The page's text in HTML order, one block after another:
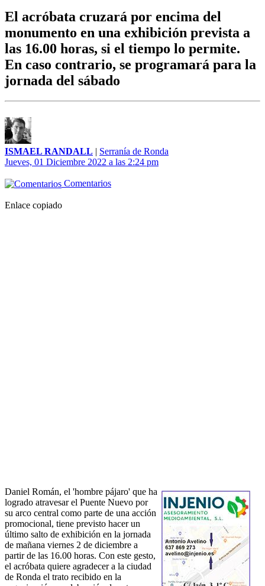
El acróbata cruzará por encima del
monumento en una exhibición prevista a
las 16.00 horas, si el tiempo lo permite.
En caso contrario, se programará para la
jornada del sábado
ISMAEL RANDALL | Serranía de Ronda
Jueves, 01 Diciembre 2022 a las 2:24 pm
Comentarios
Enlace copiado
Daniel Román, el 'hombre pájaro' que ha
logrado atravesar el Puente Nuevo por
su arco central como parte de una acción
promocional, tiene previsto hacer un
último salto de exhibición en la jornada
de mañana viernes 2 de diciembre a
partir de las 16.00 horas. Con este gesto,
el acróbata quiere agradecer a la ciudad
de Ronda el trato recibido en la